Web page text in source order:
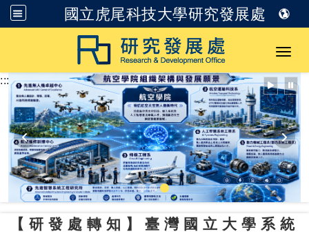
國立虎尾科技大學研究發展處
跳到主要內容
:::
【研發處轉知】臺灣國立大學系統